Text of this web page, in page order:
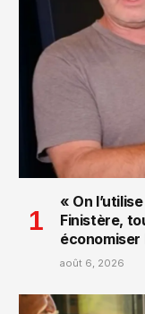
« On
Finistère,
économiser
août 6, 2026